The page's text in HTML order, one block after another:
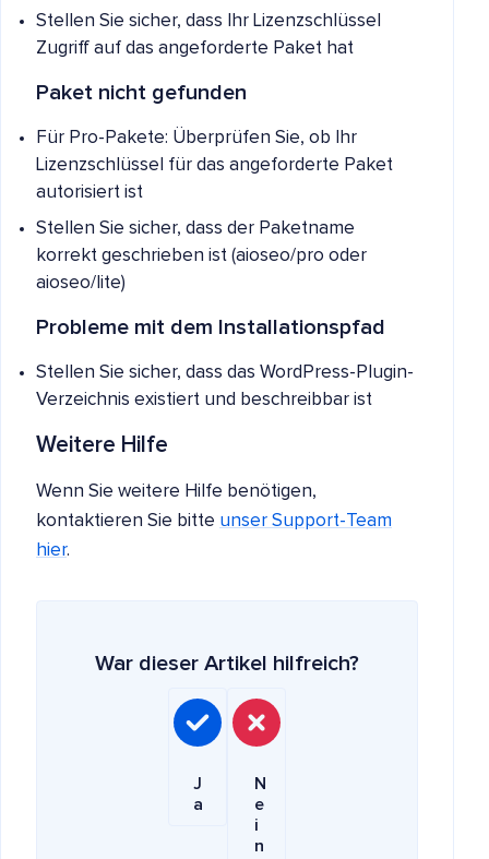
Stellen Sie sicher, dass Ihr Lizenzschlüssel
Zugriff auf das angeforderte Paket hat
Paket nicht gefunden
Für Pro-Pakete: Überprüfen Sie, ob Ihr
Lizenzschlüssel für das angeforderte Paket
autorisiert ist
Stellen Sie sicher, dass der Paketname
korrekt geschrieben ist (aioseo/pro oder
aioseo/lite)
Probleme mit dem Installationspfad
Stellen Sie sicher, dass das WordPress-Plugin-
Verzeichnis existiert und beschreibbar ist
Weitere Hilfe
Wenn Sie weitere Hilfe benötigen,
kontaktieren Sie bitte unser Support-Team
hier.
War dieser Artikel hilfreich?
J
a
N
e
i
n